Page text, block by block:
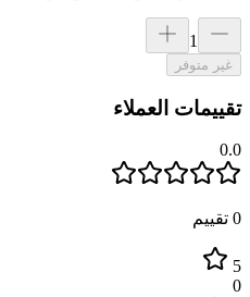
1
غير متوفر
تقييمات العملاء
0.0
0 تقييم
5
0